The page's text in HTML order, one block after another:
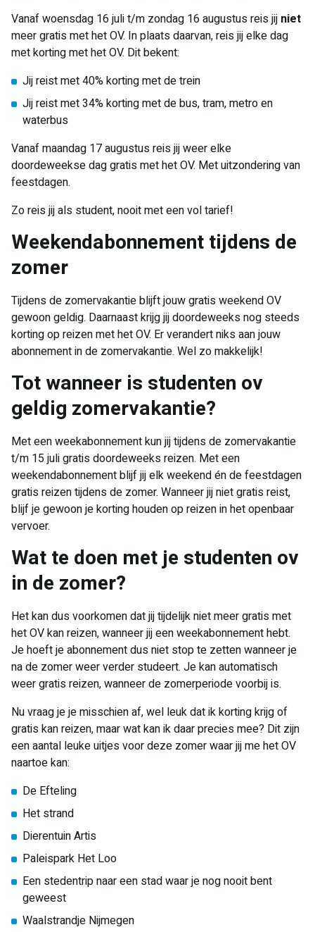
Vanaf woensdag 16 juli t/m zondag 16 augustus reis jij niet
meer gratis met het OV. In plaats daarvan, reis jij elke dag
met korting met het OV. Dit bekent:
Jij reist met 40% korting met de trein
Jij reist met 34% korting met de bus, tram, metro en
waterbus
Vanaf maandag 17 augustus reis jij weer elke
doordeweekse dag gratis met het OV. Met uitzondering van
feestdagen.
Zo reis jij als student, nooit met een vol tarief!
Weekendabonnement tijdens de
zomer
Tijdens de zomervakantie blijft jouw gratis weekend OV
gewoon geldig. Daarnaast krijg jij doordeweeks nog steeds
korting op reizen met het OV. Er verandert niks aan jouw
abonnement in de zomervakantie. Wel zo makkelijk!
Tot wanneer is studenten ov
geldig zomervakantie?
Met een weekabonnement kun jij tijdens de zomervakantie
t/m 15 juli gratis doordeweeks reizen. Met een
weekendabonnement blijf jij elk weekend én de feestdagen
gratis reizen tijdens de zomer. Wanneer jij niet gratis reist,
blijf je gewoon je korting houden op reizen in het openbaar
vervoer.
Wat te doen met je studenten ov
in de zomer?
Het kan dus voorkomen dat jij tijdelijk niet meer gratis met
het OV kan reizen, wanneer jij een weekabonnement hebt.
Je hoeft je abonnement dus niet stop te zetten wanneer je
na de zomer weer verder studeert. Je kan automatisch
weer gratis reizen, wanneer de zomerperiode voorbij is.
Nu vraag je je misschien af, wel leuk dat ik korting krijg of
gratis kan reizen, maar wat kan ik daar precies mee? Dit zijn
een aantal leuke uitjes voor deze zomer waar jij me het OV
naartoe kan:
De Efteling
Het strand
Dierentuin Artis
Paleispark Het Loo
Een stedentrip naar een stad waar je nog nooit bent
geweest
Waalstrandje Nijmegen